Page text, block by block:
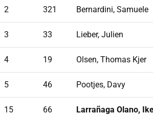
2 321 Bernardini, Samuele
3 33 Lieber, Julien
4 19 Olsen, Thomas Kjer
5 46 Pootjes, Davy
15 66 Larrañaga Olano,